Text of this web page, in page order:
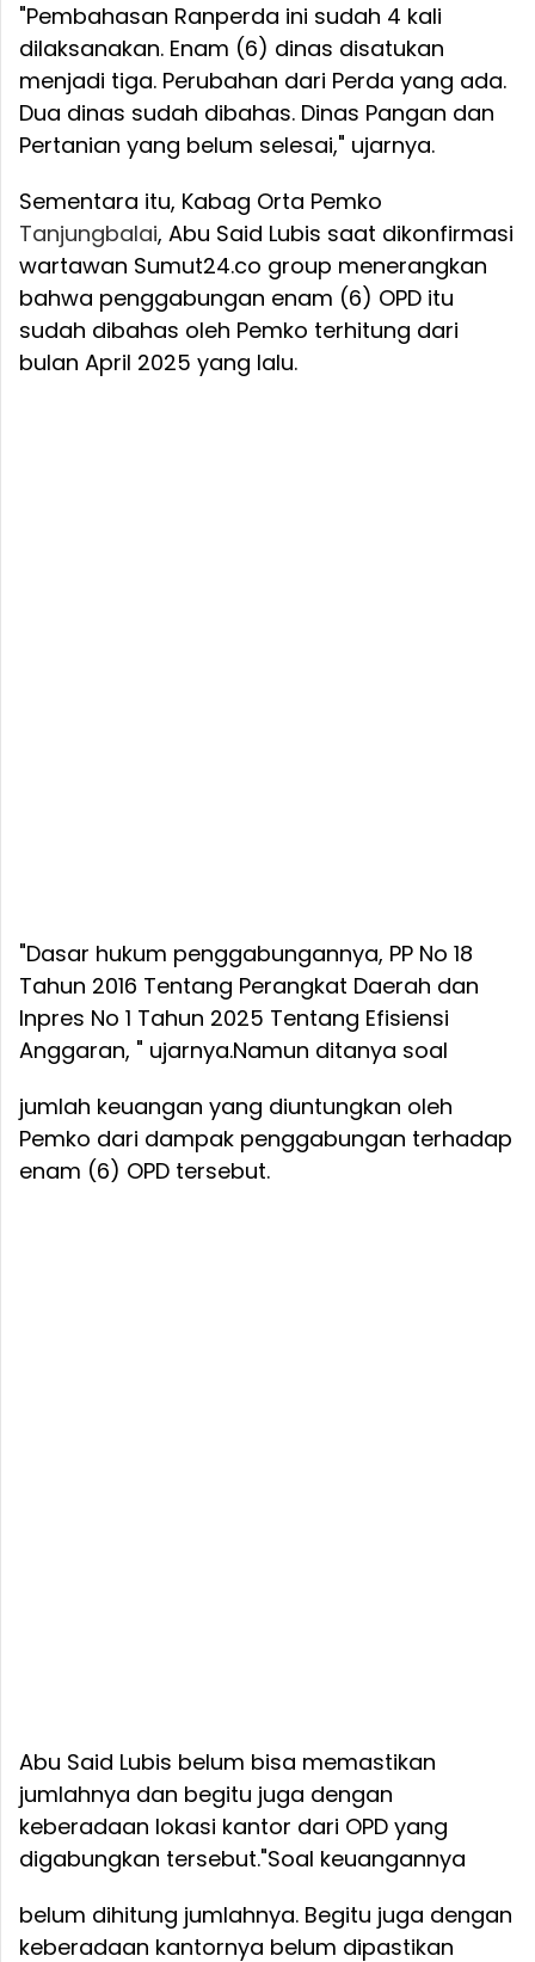
"Pembahasan Ranperda ini sudah 4 kali
dilaksanakan. Enam (6) dinas disatukan
menjadi tiga. Perubahan dari Perda yang ada.
Dua dinas sudah dibahas. Dinas Pangan dan
Pertanian yang belum selesai," ujarnya.
Sementara itu, Kabag Orta Pemko
Tanjungbalai, Abu Said Lubis saat dikonfirmasi
wartawan Sumut24.co group menerangkan
bahwa penggabungan enam (6) OPD itu
sudah dibahas oleh Pemko terhitung dari
bulan April 2025 yang lalu.
"Dasar hukum penggabungannya, PP No 18
Tahun 2016 Tentang Perangkat Daerah dan
Inpres No 1 Tahun 2025 Tentang Efisiensi
Anggaran, " ujarnya.Namun ditanya soal
jumlah keuangan yang diuntungkan oleh
Pemko dari dampak penggabungan terhadap
enam (6) OPD tersebut.
Abu Said Lubis belum bisa memastikan
jumlahnya dan begitu juga dengan
keberadaan lokasi kantor dari OPD yang
digabungkan tersebut."Soal keuangannya
belum dihitung jumlahnya. Begitu juga dengan
keberadaan kantornya belum dipastikan